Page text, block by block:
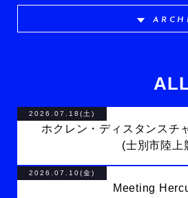
2026.07.18(土)
ホクレン・ディスタンスチ
(士別市陸上
2026.07.10(金)
Meeting